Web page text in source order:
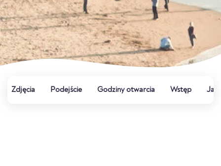
Zdjęcia Podejście Godziny otwarcia Wstęp